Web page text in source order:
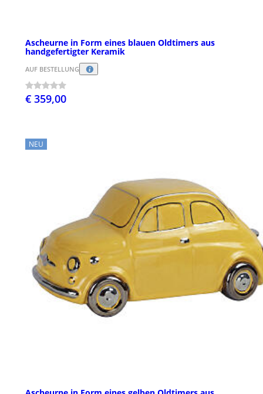
Ascheurne in Form eines blauen Oldtimers aus
handgefertigter Keramik
AUF BESTELLUNG
€ 359,00
NEU